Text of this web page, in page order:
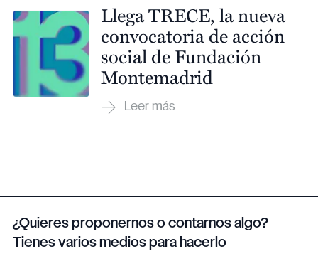
Llega TRECE, la nueva
convocatoria de acción
social de Fundación
Montemadrid
¿Quieres proponernos o contarnos algo?
Tienes varios medios para hacerlo